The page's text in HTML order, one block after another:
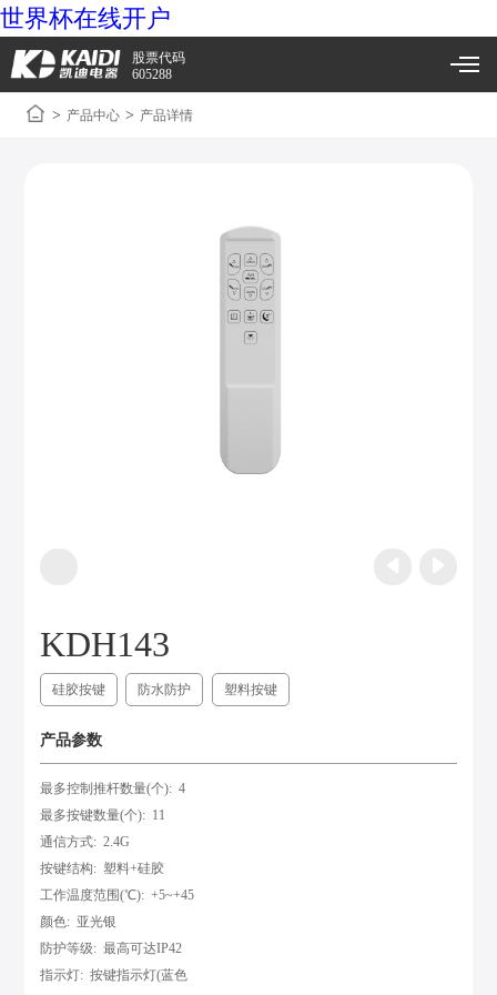
世界杯在线开户
股票代码
605288
> 产品中心 > 产品详情
KDH143
硅胶按键 防水防护 塑料按键
产品参数
最多控制推杆数量(个): 4
最多按键数量(个): 11
通信方式: 2.4G
按键结构: 塑料+硅胶
工作温度范围(℃): +5~+45
颜色: 亚光银
防护等级: 最高可达IP42
指示灯: 按键指示灯(蓝色